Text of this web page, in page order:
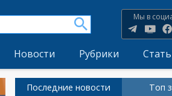
Мы в
Новости Рубрики
Последние новости Топ